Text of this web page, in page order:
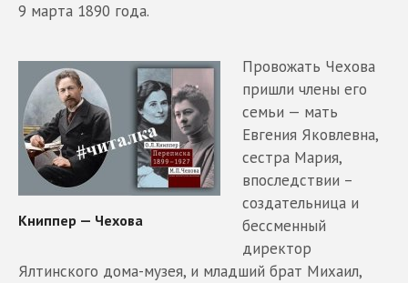
9 марта 1890 года.
Провожать Чехова
пришли члены его
семьи — мать
Евгения Яковлевна,
сестра Мария,
впоследствии –
создательница и
бессменный
директор
Ялтинского дома-музея, и младший брат Михаил,